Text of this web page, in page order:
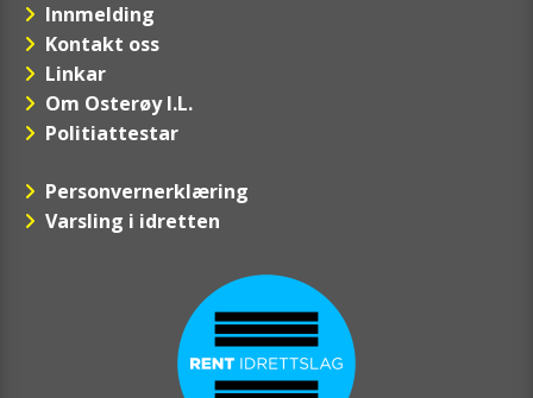
Innmelding
Kontakt oss
Linkar
Om Osterøy I.L.
Politiattestar
Personvernerklæring
Varsling i idretten